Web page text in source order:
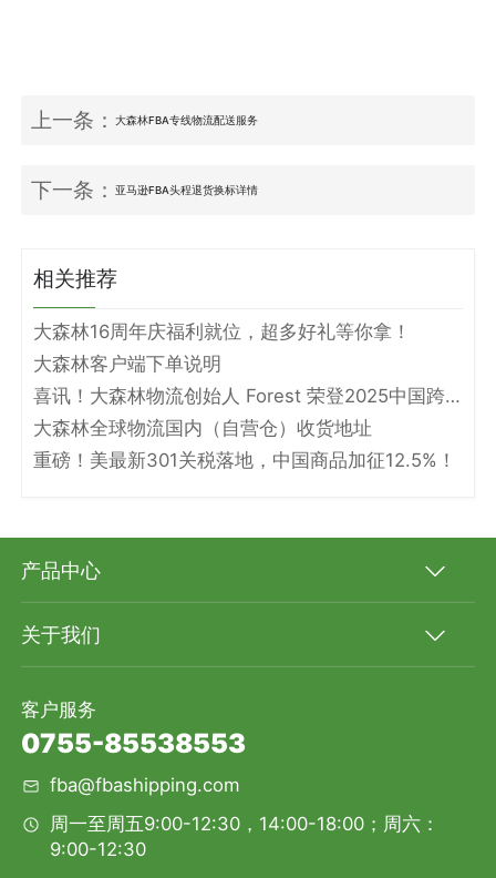
上一条：大森林FBA专线物流配送服务
下一条：亚马逊FBA头程退货换标详情
相关推荐
大森林16周年庆福利就位，超多好礼等你拿！
大森林客户端下单说明
喜讯！大森林物流创始人 Forest 荣登2025中国跨境电商物流名人堂！
大森林全球物流国内（自营仓）收货地址
重磅！美最新301关税落地，中国商品加征12.5%！
产品中心
关于我们
客户服务
0755-85538553
fba@fbashipping.com
周一至周五9:00-12:30，14:00-18:00；周六：
9:00-12:30